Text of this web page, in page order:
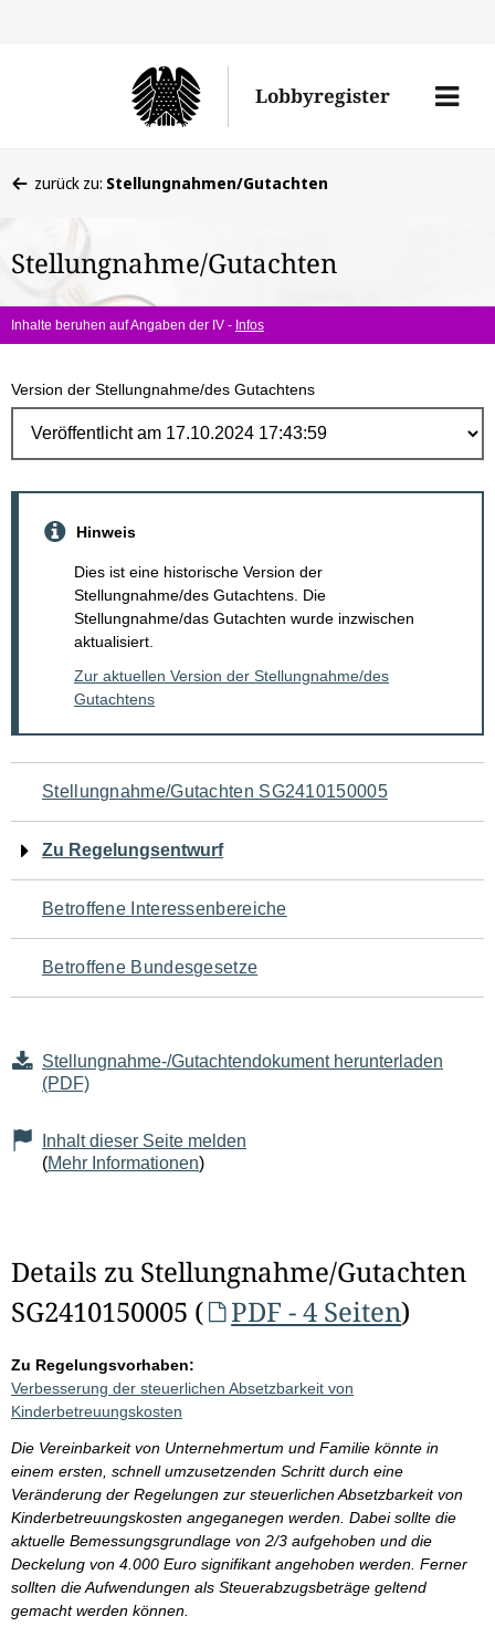
Lobbyregister
Menü
befinden
hier:
zurück zu: Stellungnahmen/Gutachten
Stellungnahme/Gutachten
Inhalte beruhen auf Angaben der IV - Infos
Version der Stellungnahme/des Gutachtens
Hinweis
Dies ist eine historische Version der
Stellungnahme/des Gutachtens. Die
Stellungnahme/das Gutachten wurde inzwischen
aktualisiert.
Zur aktuellen Version der Stellungnahme/des
Gutachtens
Navigation
für
den
Seiteninhalt
Stellungnahme/Gutachten SG2410150005
Zu Regelungsentwurf
Betroffene Interessenbereiche
Betroffene Bundesgesetze
Stellungnahme-/Gutachtendokument herunterladen
(PDF)
Inhalt dieser Seite melden
(Mehr Informationen)
Details zu Stellungnahme/Gutachten
SG2410150005 (
PDF - 4 Seiten)
Zu Regelungsvorhaben:
Verbesserung der steuerlichen Absetzbarkeit von
Kinderbetreuungskosten
Die Vereinbarkeit von Unternehmertum und Familie könnte in
einem ersten, schnell umzusetzenden Schritt durch eine
Veränderung der Regelungen zur steuerlichen Absetzbarkeit von
Kinderbetreuungskosten angeganegen werden. Dabei sollte die
aktuelle Bemessungsgrundlage von 2/3 aufgehoben und die
Deckelung von 4.000 Euro signifikant angehoben werden. Ferner
sollten die Aufwendungen als Steuerabzugsbeträge geltend
gemacht werden können.